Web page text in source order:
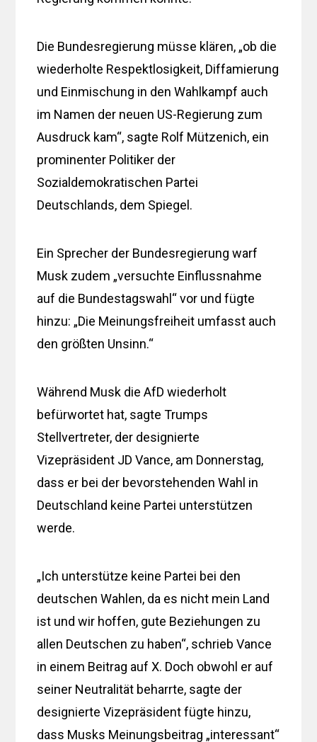
Die Bundesregierung müsse klären, „ob die
wiederholte Respektlosigkeit, Diffamierung
und Einmischung in den Wahlkampf auch
im Namen der neuen US-Regierung zum
Ausdruck kam“, sagte Rolf Mützenich, ein
prominenter Politiker der
Sozialdemokratischen Partei
Deutschlands, dem Spiegel.
Ein Sprecher der Bundesregierung warf
Musk zudem „versuchte Einflussnahme
auf die Bundestagswahl“ vor und fügte
hinzu: „Die Meinungsfreiheit umfasst auch
den größten Unsinn.“
Während Musk die AfD wiederholt
befürwortet hat, sagte Trumps
Stellvertreter, der designierte
Vizepräsident JD Vance, am Donnerstag,
dass er bei der bevorstehenden Wahl in
Deutschland keine Partei unterstützen
werde.
„Ich unterstütze keine Partei bei den
deutschen Wahlen, da es nicht mein Land
ist und wir hoffen, gute Beziehungen zu
allen Deutschen zu haben“, schrieb Vance
in einem Beitrag auf X. Doch obwohl er auf
seiner Neutralität beharrte, sagte der
designierte Vizepräsident fügte hinzu,
dass Musks Meinungsbeitrag „interessant“